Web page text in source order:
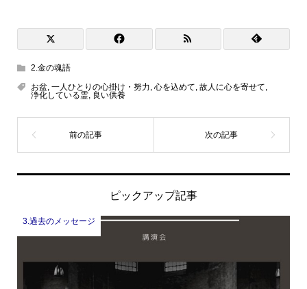
2.金の魂語
お盆, 一人ひとりの心掛け・努力 心を込めて 故人に心を寄せて
浄化している霊, 良い供養
ピックアップ記事
3.過去のメッセージ